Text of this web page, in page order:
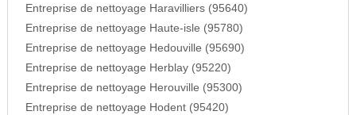
Entreprise de nettoyage Haravilliers (95640)
Entreprise de nettoyage Haute-isle (95780)
Entreprise de nettoyage Hedouville (95690)
Entreprise de nettoyage Herblay (95220)
Entreprise de nettoyage Herouville (95300)
Entreprise de nettoyage Hodent (95420)